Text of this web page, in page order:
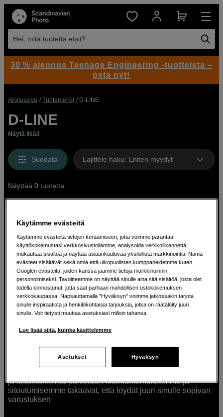
Hei, mitä tuotetta etsit?
Aloitussivu Tuotemerkit D-LINE
D-LINE
Näytä lisää
Suodata Lajittele haku: Eniten myydyt
Näyttää 0 tuotetta
Ratkaisuja luoville ihmisille jo vuodesta
1982
Olemme Scandinavian Photolla jo yli 40 vuoden ajan
auttaneet luovia ihmisiä toteuttamaan visioitaan.
Tarjoamme inspiraatiota, asiantuntemusta ja tuotteita
muun muassa valokuvauksen, äänen, videokuvauksen ja
musiikin ja taiteen harrastajia. Oikeilla työkaluilla ideat
muuttuvat todellisuudeksi. Autamme sinua valitsemaan
ja asiantuntevaa palvelua. Asiantuntemuksemme ja
sitoutumisemme takaavat, että löydät juuri sinulle sopivan
varustuksen.
30 % alennus Teenage Engineering -tuotteista –
osta nyt!
Käytämme evästeitä
Käytämme evästeitä tietojen keräämiseen, jotta voimme parantaa
käyttökokemustasi verkkosivustollamme, analysoida verkkoliikennettä,
mukauttaa sisältöä ja näyttää asiaankuuluvaa yksilöllistä markkinointia. Nämä
evästeet sisältävät sekä omia että ulkopuolisten kumppaneidemme kuten
Googlen evästeitä, joiden kanssa jaamme tietoja markkinoinnin
personoimiseksi. Tavoitteemme on näyttää sinulle aina sitä sisältöä, josta olet
todella kiinnostunut, jotta saat parhaan mahdollisen ostokokemuksen
verkkokaupassa. Napsauttamalla "Hyväksyn" voimme jatkossakin tarjota
sinulle inspiraatiota ja henkilökohtaisia tarjouksia, jotka on räätälöity juuri
sinulle. Voit tietysti muuttaa asetuksiasi milloin tahansa.
Lue lisää siitä, kuinka käsittelemme
Asetukset Hyväksyn